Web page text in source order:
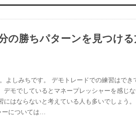
の勝ちパターンを見つける
よしみちです。 デモトレードでの練習はでき
デモでしているとマネープレッシャーを感じ
にはならないと考えている人も多いでしょう
ーについては…